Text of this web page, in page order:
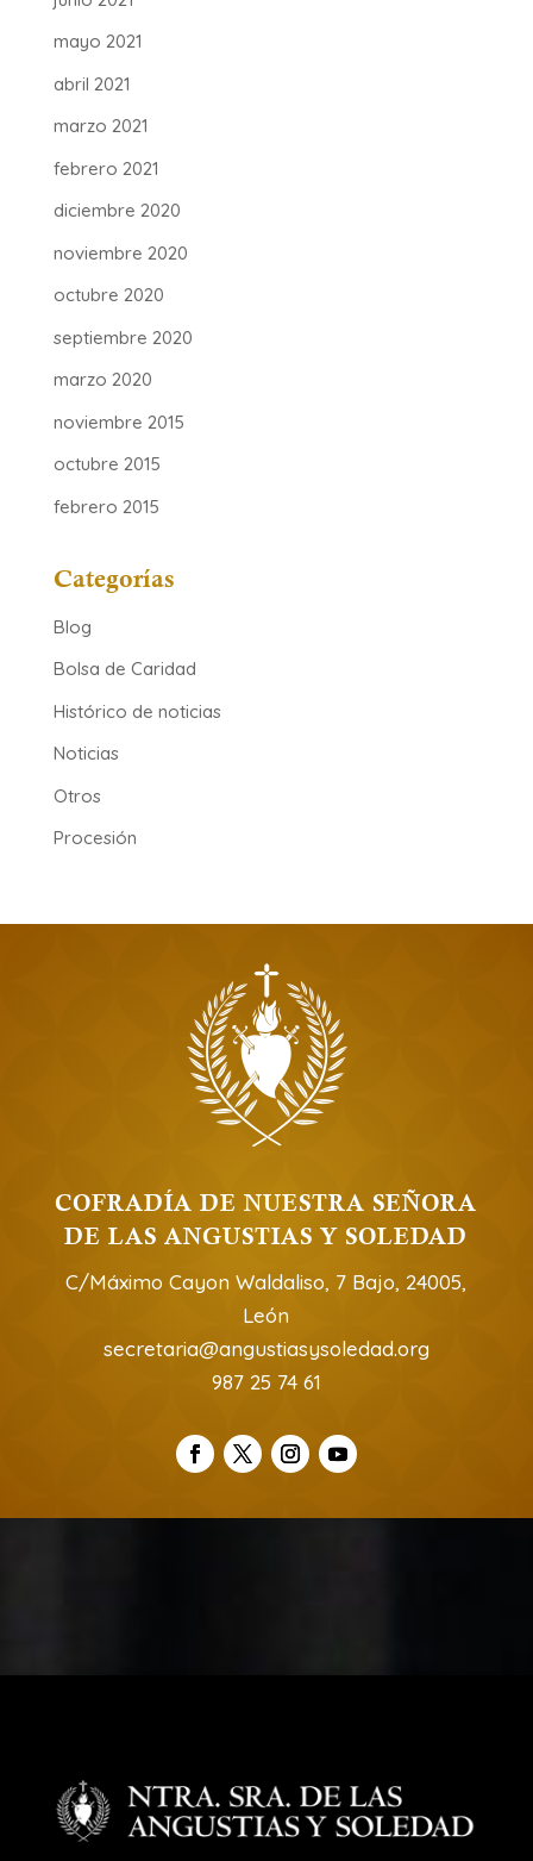
mayo 2021
abril 2021
marzo 2021
febrero 2021
diciembre 2020
noviembre 2020
octubre 2020
septiembre 2020
marzo 2020
noviembre 2015
octubre 2015
febrero 2015
Categorías
Blog
Bolsa de Caridad
Histórico de noticias
Noticias
Otros
Procesión
COFRADÍA DE NUESTRA SEÑORA
DE LAS ANGUSTIAS Y SOLEDAD
C/Máximo Cayon Waldaliso, 7 Bajo, 24005,
León
secretaria@angustiasysoledad.org
987 25 74 61